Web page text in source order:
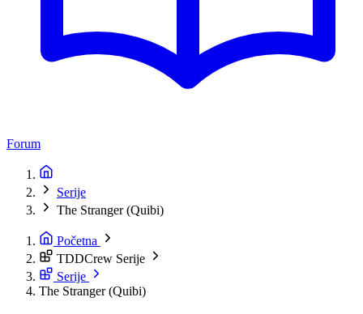
Forum
Serije
The Stranger (Quibi)
Početna
TDDCrew Serije
Serije
The Stranger (Quibi)